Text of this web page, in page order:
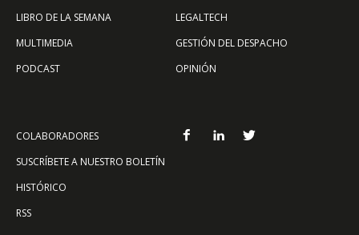
LIBRO DE LA SEMANA
MULTIMEDIA
PODCAST
LEGALTECH
GESTIÓN DEL DESPACHO
OPINIÓN
COLABORADORES
SUSCRÍBETE A NUESTRO BOLETÍN
HISTÓRICO
RSS